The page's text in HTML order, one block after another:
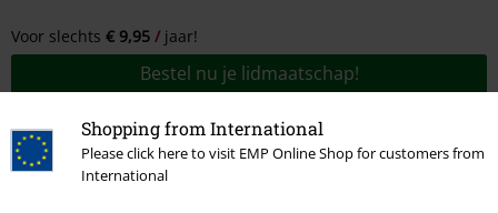
Shopping from International
Please click here to visit EMP Online Shop for customers from
International
Voor slechts € 9,95 jaar!
Bestel nu je lidmaatschap!